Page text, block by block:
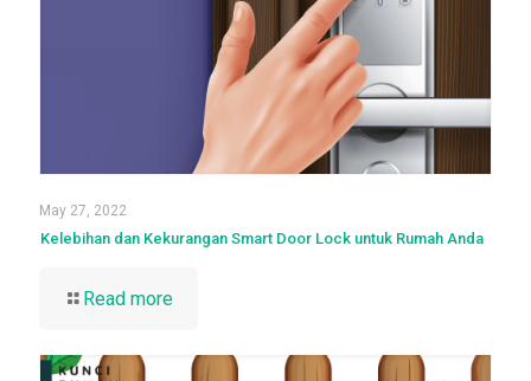
May 27, 2022
Kelebihan dan Kekurangan Smart Door Lock untuk Rumah Anda
Read more